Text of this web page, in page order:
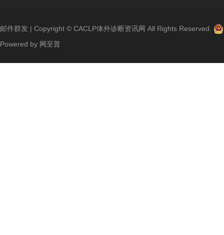
邮件群发 | Copyright © CACLP体外诊断资讯网 All Rights Reserved.
Powered by 网至普